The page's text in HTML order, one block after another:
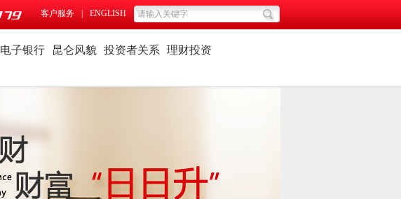
客户服务 ENGLISH
电子银行 昆仑风貌 投资者关系 理财投资